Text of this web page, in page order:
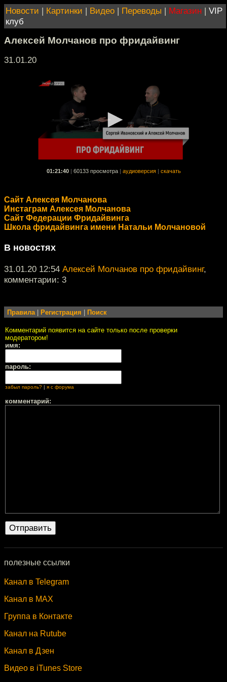
Новости | Картинки | Видео | Переводы | Магазин | VIP
клуб
Алексей Молчанов про фридайвинг
31.01.20
01:21:40 60133 просмотра аудиоверсия скачать
Сайт Алексея Молчанова
Инстаграм Алексея Молчанова
Сайт Федерации Фридайвинга
Школа фридайвинга имени Натальи Молчановой
В новостях
31.01.20 12:54 Алексей Молчанов про фридайвинг,
комментарии: 3
Правила| Регистрация Поиск
Комментарий появится на сайте только после проверки
модератором!
имя:
пароль:
забыл пароль? я с форума
комментарий:
полезные ссылки
Канал в Telegram
Канал в MAX
Группа в Контакте
Канал на Rutube
Канал в Дзен
Видео в iTunes Store